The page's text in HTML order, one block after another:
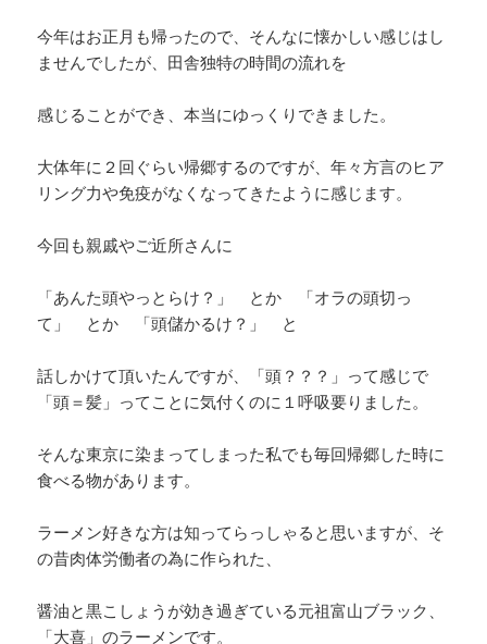
今年はお正月も帰ったので、そんなに懐かしい感じはし
ませんでしたが、田舎独特の時間の流れを
感じることができ、本当にゆっくりできました。
大体年に２回ぐらい帰郷するのですが、年々方言のヒア
リング力や免疫がなくなってきたように感じます。
今回も親戚やご近所さんに
「あんた頭やっとらけ？」 とか 「オラの頭切っ
て」 とか 「頭儲かるけ？」 と
話しかけて頂いたんですが、「頭？？？」って感じで
「頭＝髪」ってことに気付くのに１呼吸要りました。
そんな東京に染まってしまった私でも毎回帰郷した時に
食べる物があります。
ラーメン好きな方は知ってらっしゃると思いますが、そ
の昔肉体労働者の為に作られた、
醤油と黒こしょうが効き過ぎている元祖富山ブラック、
「大喜」のラーメンです。